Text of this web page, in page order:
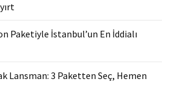
Paketiyle İstanbul’un En İddialı
Lansman: 3 Paketten Seç, Hemen